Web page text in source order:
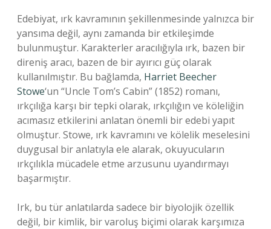
Edebiyat, ırk kavramının şekillenmesinde yalnızca bir
yansıma değil, aynı zamanda bir etkileşimde
bulunmuştur. Karakterler aracılığıyla ırk, bazen bir
direniş aracı, bazen de bir ayırıcı güç olarak
kullanılmıştır. Bu bağlamda, Harriet Beecher
Stowe‘un “Uncle Tom’s Cabin” (1852) romanı,
ırkçılığa karşı bir tepki olarak, ırkçılığın ve köleliğin
acımasız etkilerini anlatan önemli bir edebi yapıt
olmuştur. Stowe, ırk kavramını ve kölelik meselesini
duygusal bir anlatıyla ele alarak, okuyucuların
ırkçılıkla mücadele etme arzusunu uyandırmayı
başarmıştır.
Irk, bu tür anlatılarda sadece bir biyolojik özellik
değil, bir kimlik, bir varoluş biçimi olarak karşımıza